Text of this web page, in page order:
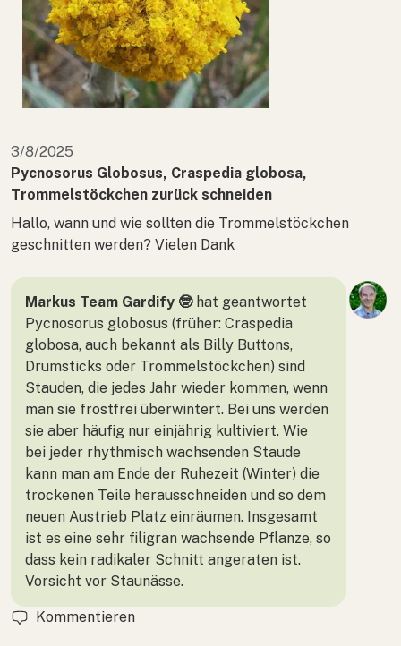
3/8/2025
Pycnosorus Globosus, Craspedia globosa,
Trommelstöckchen zurück schneiden
Hallo, wann und wie sollten die Trommelstöckchen
geschnitten werden? Vielen Dank
Markus Team Gardify 🤓hat geantwortet
Pycnosorus globosus (früher: Craspedia
globosa, auch bekannt als Billy Buttons,
Drumsticks oder Trommelstöckchen) sind
Stauden, die jedes Jahr wieder kommen, wenn
man sie frostfrei überwintert. Bei uns werden
sie aber häufig nur einjährig kultiviert. Wie
bei jeder rhythmisch wachsenden Staude
kann man am Ende der Ruhezeit (Winter) die
trockenen Teile herausschneiden und so dem
neuen Austrieb Platz einräumen. Insgesamt
ist es eine sehr filigran wachsende Pflanze, so
dass kein radikaler Schnitt angeraten ist.
Vorsicht vor Staunässe.
Kommentieren